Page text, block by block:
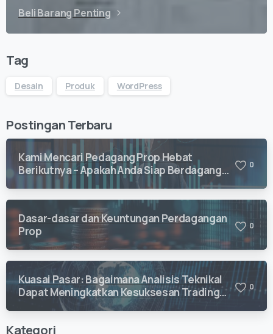
Beli Barang Penting
Tag
Desain Produk WordPress
Postingan Terbaru
Kami Mencari Pedagang Prop Hebat
Berikutnya – Apakah Anda Siap Berdagang
dengan Vision Quant?
0
Dasar-dasar dan Keuntungan Perdagangan
Prop
0
Kuasai Pasar: Bagaimana Analisis Teknikal
Dapat Meningkatkan Kesuksesan Trading
0
Kategori